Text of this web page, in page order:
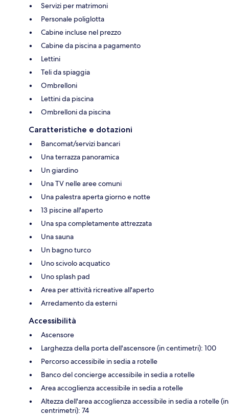
Servizi per matrimoni
Personale poliglotta
Cabine incluse nel prezzo
Cabine da piscina a pagamento
Lettini
Teli da spiaggia
Ombrelloni
Lettini da piscina
Ombrelloni da piscina
Caratteristiche e dotazioni
Bancomat/servizi bancari
Una terrazza panoramica
Un giardino
Una TV nelle aree comuni
Una palestra aperta giorno e notte
13 piscine all'aperto
Una spa completamente attrezzata
Una sauna
Un bagno turco
Uno scivolo acquatico
Uno splash pad
Area per attività ricreative all'aperto
Arredamento da esterni
Accessibilità
Ascensore
Larghezza della porta dell'ascensore (in centimetri): 100
Percorso accessibile in sedia a rotelle
Banco del concierge accessibile in sedia a rotelle
Area accoglienza accessibile in sedia a rotelle
Altezza dell'area accoglienza accessibile in sedia a rotelle (in
centrimetri): 74